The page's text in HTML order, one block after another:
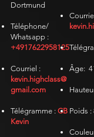
Dortmund
Téléphone/
Whatsapp :
+4917622958125
Courriel :
kevin.highclass@
gmail.com
Télégramme : CB
Kevin
Âge:
Poids :